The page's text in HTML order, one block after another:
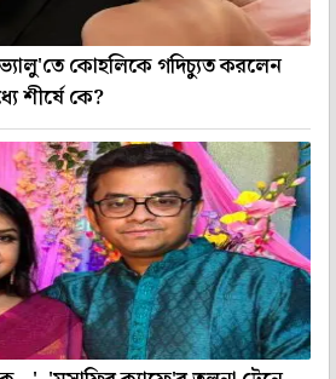
ভ্যালু'তে কোহলিকে গদিচ্যুত করলেন
শীর্ষে কে?